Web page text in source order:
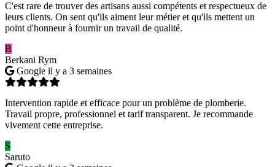
C'est rare de trouver des artisans aussi compétents et respectueux de
leurs clients. On sent qu'ils aiment leur métier et qu'ils mettent un
point d'honneur à fournir un travail de qualité.
B
Berkani Rym
Google il y a 3 semaines
Intervention rapide et efficace pour un problème de plomberie.
Travail propre, professionnel et tarif transparent. Je recommande
vivement cette entreprise.
S
Saruto